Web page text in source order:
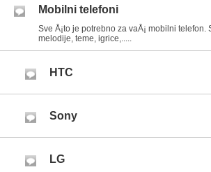
Mobilni telefoni
Sve Å¡to je potrebno za vaÅ¡ mobilni telefon.
melodije, teme, igrice,.....
HTC
Sony
LG